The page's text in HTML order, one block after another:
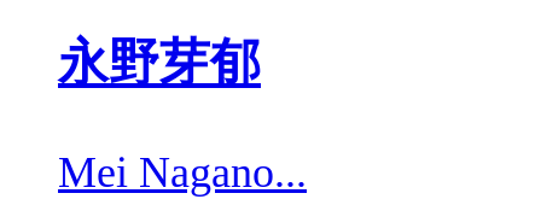
永野芽郁
Mei Nagano...